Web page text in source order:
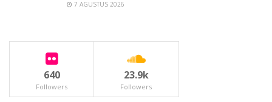
7 AGUSTUS 2026
640
Followers
23.9k
Followers